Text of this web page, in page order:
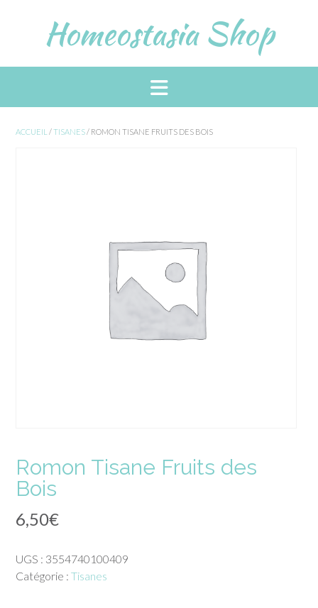
Homeostasia Shop
ACCUEIL /TISANES/ ROMON TISANE FRUITS DES BOIS
Romon Tisane Fruits des
Bois
6,50€
UGS : 3554740100409
Catégorie : Tisanes